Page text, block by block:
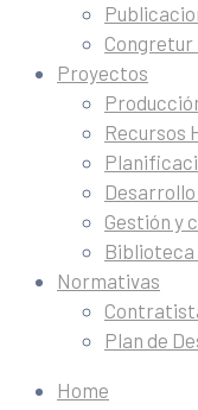
Congretur
Proyectos
Recursos
Gestión y
Normativas
Plan de
Home